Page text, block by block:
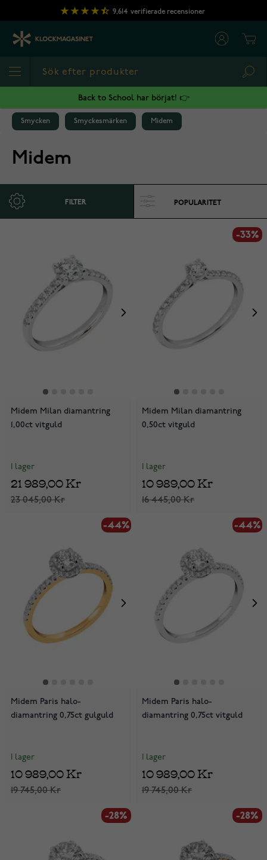
Hoppa till innehållet
9,614 verifierade recensioner
Back to School har börjat! 👉
Smycken Smyckesmärken Midem
Midem
FILTER
Midem Milan diamantring
1,00ct vitguld
I lager
23 045,00 Kr
21 989,00 Kr
-33%
Midem Milan diamantring
0,50ct vitguld
I lager
16 445,00 Kr
10 989,00 Kr
-44%
Midem Paris halo-
diamantring 0,75ct gulguld
I lager
19 745,00 Kr
10 989,00 Kr
-44%
Midem Paris halo-
diamantring 0,75ct vitguld
I lager
19 745,00 Kr
10 989,00 Kr
-28% -28%